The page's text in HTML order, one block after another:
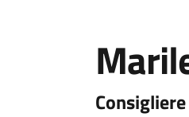
Consigliere